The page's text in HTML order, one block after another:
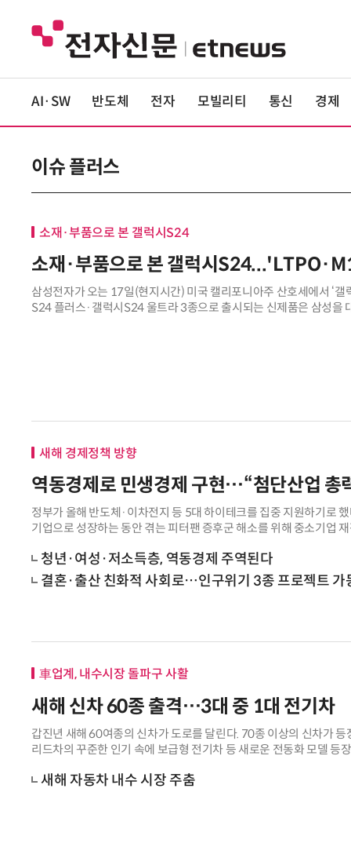
AI·SW 반도체 전자 모빌리티 통신 경제
이슈 플러스
소재·부품으로 본 갤럭시S24
소재·부품으로 본 갤럭시
삼성전자가 오는 17일(현지시간) 미국 캘리포니아주 산호세에서 ‘
S24 플러스·갤럭시S24 울트라 3종으로 출시되는 신제품은 삼성을
새해 경제정책 방향
역동경제로 민생경제 구현…“첨단산업 총
정부가 올해 반도체·이차전지 등 5대 하이테크를 집중 지원하기로
기업으로 성장하는 동안 겪는 피터팬 증후군 해소를 위해 중소기업
청년·여성·저소득층, 역동경제 주역된다
결혼·출산 친화적 사회로…인구위기 3종 프로젝트 가
車업계, 내수시장 돌파구 사활
새해 신차 60종 출격…3대 중 1대 전기차
갑진년 새해 60여종의 신차가 도로를 달린다. 70종 이상의 신차가
리드차의 꾸준한 인기 속에 보급형 전기차 등 새로운 전동화 모델 등
새해 자동차 내수 시장 주춤